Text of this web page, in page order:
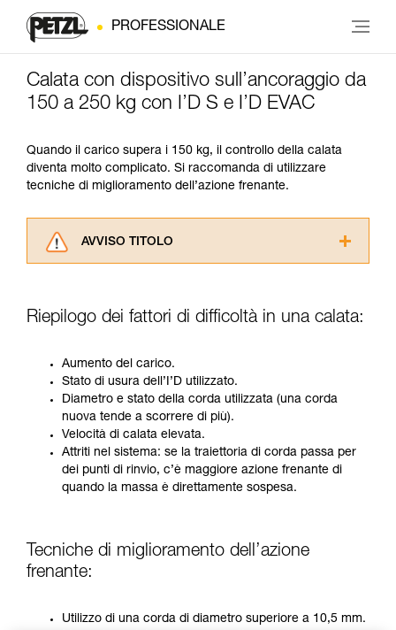
PROFESSIONALE
Calata con dispositivo sull’ancoraggio da
150 a 250 kg con I’D S e I’D EVAC
Quando il carico supera i 150 kg, il controllo della calata
diventa molto complicato. Si raccomanda di utilizzare
tecniche di miglioramento dell’azione frenante.
AVVISO TITOLO
consultarlo. Dovete aver compreso le
informazioni dell’istruzione tecnica per poter
La padronanza di queste tecniche richiede una
formazione ed un addestramento specifico.
Verificate con un professionista la vostra
capacità di rifare la manovra, da soli, in piena
sicurezza, prima di riprodurla autonomamente.
Forniamo esempi di tecniche relative alla vostra
attività. Ne possono esistere altre che non
vengono qui descritte.
Riepilogo dei fattori di difficoltà in una calata:
Aumento del carico.
Stato di usura dell’I’D utilizzato.
Diametro e stato della corda utilizzata (una corda
nuova tende a scorrere di più).
Velocità di calata elevata.
Attriti nel sistema: se la traiettoria di corda passa per
dei punti di rinvio, c’è maggiore azione frenante di
quando la massa è direttamente sospesa.
Tecniche di miglioramento dell’azione
frenante:
Utilizzo di una corda di diametro superiore a 10,5 mm.